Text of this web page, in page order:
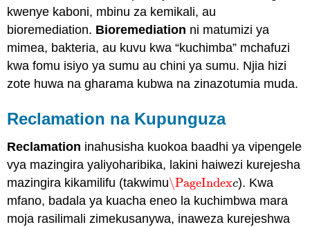
kwenye kaboni, mbinu za kemikali, au
bioremediation. Bioremediation ni matumizi ya
mimea, bakteria, au kuvu kwa “kuchimba” mchafuzi
kwa fomu isiyo ya sumu au chini ya sumu. Njia hizi
zote huwa na gharama kubwa na zinazotumia muda.
Reclamation na Kupunguza
Reclamation inahusisha kuokoa baadhi ya vipengele
vya mazingira yaliyoharibika, lakini haiwezi kurejesha
mazingira kikamilifu (takwimu\PageIndexc
\PageIndexc). Kwa
mfano, badala ya kuacha eneo la kuchimbwa mara
moja rasilimali zimekusanywa, inaweza kurejeshwa